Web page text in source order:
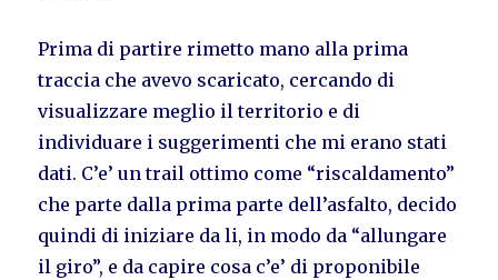
Prima di partire rimetto mano alla prima
traccia che avevo scaricato, cercando di
visualizzare meglio il territorio e di
individuare i suggerimenti che mi erano stati
dati. C’e’ un trail ottimo come “riscaldamento”
che parte dalla prima parte dell’asfalto, decido
quindi di iniziare da li, in modo da “allungare
il giro”, e da capire cosa c’e’ di proponibile